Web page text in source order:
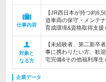
仕事内容
【JR西日本が持つ約
道車両の保守・メンテ
育成環境&資格取得支援
対象と
なる方
【未経験者、第二新卒
事に携わりたい方、歓
宅完備&その他福利厚生
企業データ